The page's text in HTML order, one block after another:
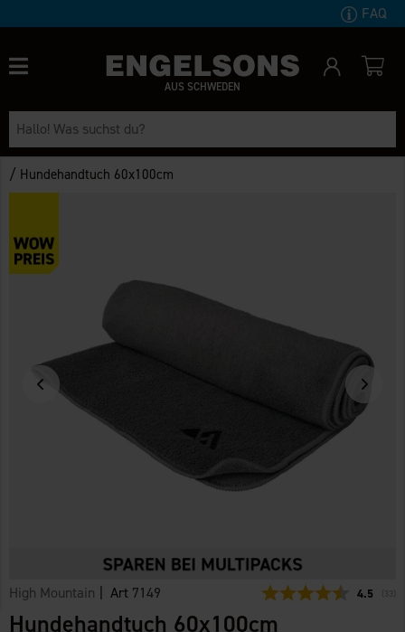
FAQ
AUS SCHWEDEN
/ Hundehandtuch 60x100cm
High Mountain | Art 7149 4.5
Hundehandtuch 60x100cm